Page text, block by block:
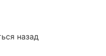
назад